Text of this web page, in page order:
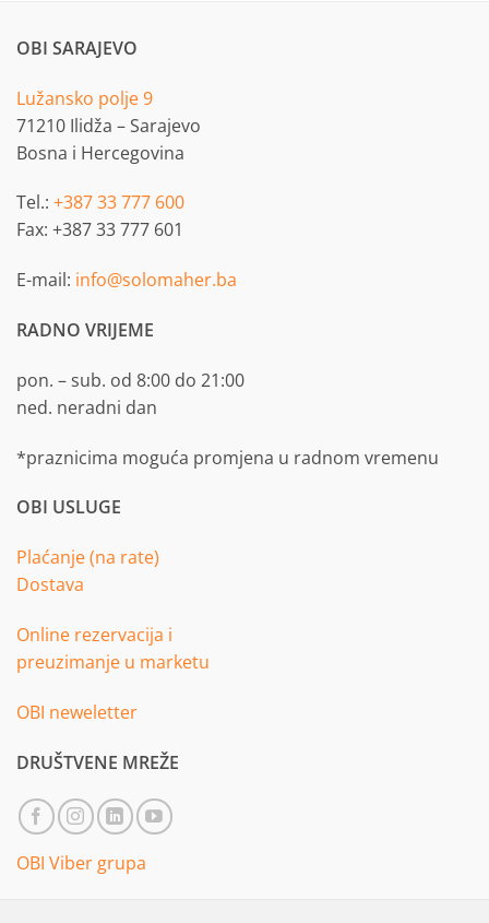
OBI SARAJEVO
Lužansko polje 9
71210 Ilidža – Sarajevo
Bosna i Hercegovina
Tel.: +387 33 777 600
Fax: +387 33 777 601
E-mail: info@solomaher.ba
RADNO VRIJEME
pon. – sub. od 8:00 do 21:00
ned. neradni dan
*praznicima moguća promjena u radnom vremenu
OBI USLUGE
Plaćanje (na rate)
Dostava
Online rezervacija i
preuzimanje u marketu
OBI neweletter
DRUŠTVENE MREŽE
OBI Viber grupa